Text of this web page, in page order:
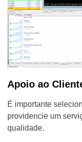
Apoio ao
É importante
providencie um
qualidade.